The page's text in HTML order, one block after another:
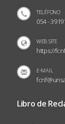
TELÉFONO
054 -
WEB SITE
https://
E-MAIL
Libro de